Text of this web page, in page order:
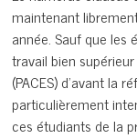
maintenant
année. Sauf que
travail bien
(PACES) d’avant la
particulièrement
ces étudiants de la